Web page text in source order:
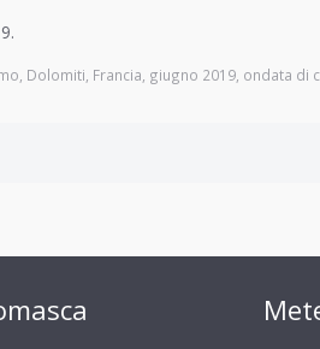
Dolomiti Francia giugno 2019 ondata di